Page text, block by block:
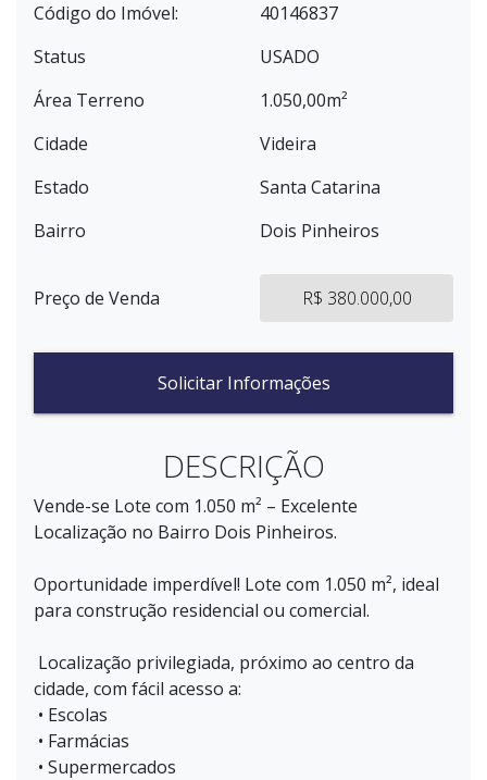
Código do Imóvel:
40146837
Status
USADO
Área Terreno
1.050,00m²
Cidade
Videira
Estado
Santa Catarina
Bairro
Dois Pinheiros
Preço de Venda R$ 380.000,00
Solicitar Informações
DESCRIÇÃO
Vende-se Lote com 1.050 m² – Excelente
Localização no Bairro Dois Pinheiros.
Oportunidade imperdível! Lote com 1.050 m², ideal
para construção residencial ou comercial.
Localização privilegiada, próximo ao centro da
cidade, com fácil acesso a:
• Escolas
• Farmácias
• Supermercados